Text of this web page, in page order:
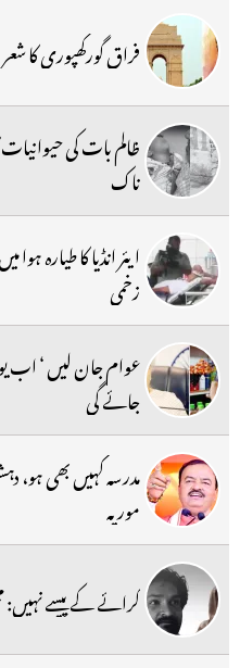
فراق گورکھپوری کا
ظالم بات کی
ناک
زخمی
عوام جان لیں ‘ اب یو
جائے گی
مدرسہ کہیں بھی ہو،
موریہ
کرائے کے پیسے نہیں: